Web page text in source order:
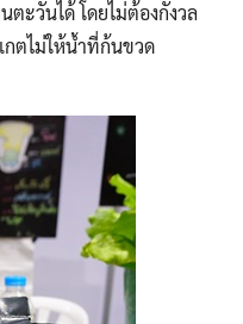
ะวันได้ โดยไม่ต้องกังวล
กตไม่ให้น้ำที่ก้นขวด